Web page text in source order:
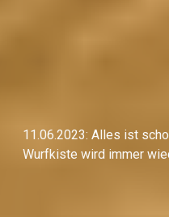
11.06.2023: Alles ist
Wurfkiste wird immer